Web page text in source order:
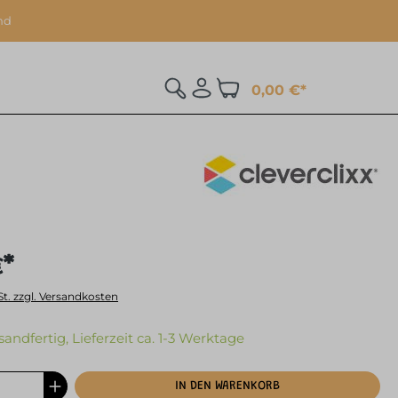
0,00 €*
zzgl. Versandkosten
Lieferzeit ca. 1-3 Werktage
IN DEN WARENKORB